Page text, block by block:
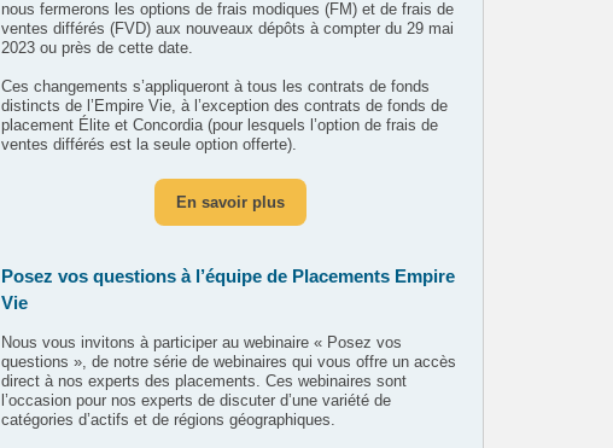
nous fermerons les options de frais modiques (FM) et de frais de
ventes différés (FVD) aux nouveaux dépôts à compter du 29 mai
2023 ou près de cette date.
Ces changements s’appliqueront à tous les contrats de fonds
distincts de l’Empire Vie, à l’exception des contrats de fonds de
placement Élite et Concordia (pour lesquels l’option de frais de
ventes différés est la seule option offerte).
En savoir plus
Posez vos questions à l’équipe de Placements Empire
Vie
Nous vous invitons à participer au webinaire « Posez vos
questions », de notre série de webinaires qui vous offre un accès
direct à nos experts des placements. Ces webinaires sont
l’occasion pour nos experts de discuter d’une variété de
catégories d’actifs et de régions géographiques.